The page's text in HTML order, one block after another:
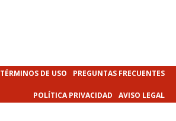
TÉRMINOS DE USO PREGUNTAS FRECUENTES
POLÍTICA PRIVACIDAD AVISO LEGAL